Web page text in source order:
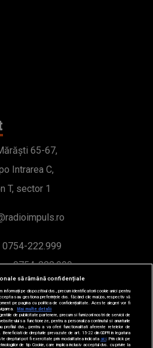
65-67,
Intrarea C,
T, sector 1
0754-222.999
0754-222.999
să rămână confidențiale
pe dispozitivul dvs., precum identificatorii cookie unici pentru
sau gestiona preferințele dvs. făcând clic mai jos, respectiv vă
pe pagina cu politica de confidențialitate. Aceste alegeri vor fi
Mai multe detalii
de publicitate partenere, precum si furnizorii nostri de servicii de
ului sa functioneze, pentru a personaliza continutul si anunturile
profilul dvs., pentru a va oferi functionalitati aferente retelelor de
de drepturile prevazute de art. 15-22 din GDPR in legatura
drepturi pot fi exercitate prin modalitatea indicataaici . Prin click pe
de tip Cookie, care implica inclusiv acceptul dvs. cu privire la